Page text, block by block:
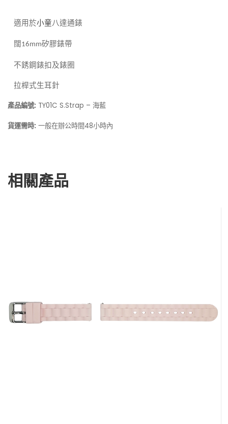
適用於小童八達通錶
闊 16mm矽膠錶帶
不銹鋼錶扣及錶圈
拉桿式生耳針
產品編號: TY01C S.Strap – 海藍
貨運需時: 一般在辦公時間 48小時內
相關產品